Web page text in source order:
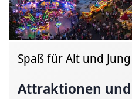
Spaß für Alt und Jung
Attraktionen